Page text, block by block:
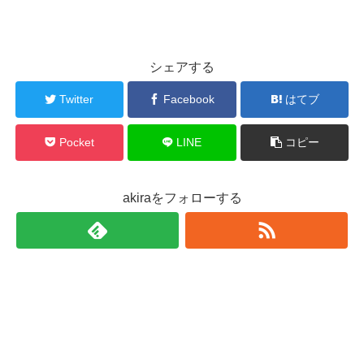
シェアする
Twitter Facebook はてブ
Pocket LINE コピー
akiraをフォローする